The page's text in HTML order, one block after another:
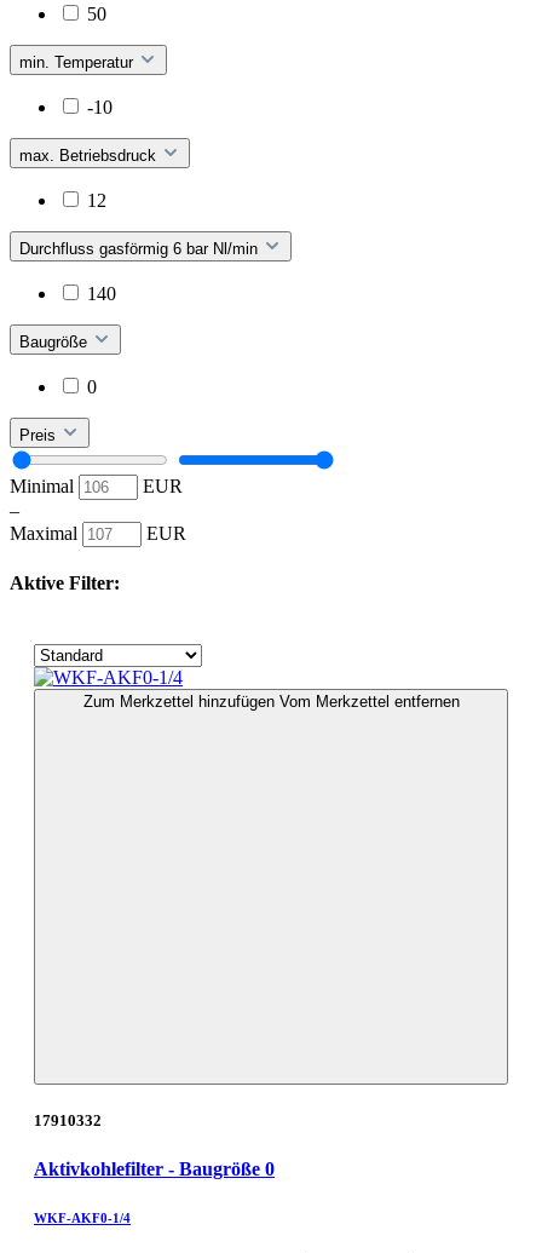
50
min. Temperatur
-10
max. Betriebsdruck
12
Durchfluss gasförmig 6 bar Nl/min
140
Baugröße
0
Preis
Minimal
EUR
–
Maximal
EUR
Aktive Filter:
Zum Merkzettel hinzufügen Vom Merkzettel entfernen
17910332
Aktivkohlefilter - Baugröße 0
WKF-AKF0-1/4